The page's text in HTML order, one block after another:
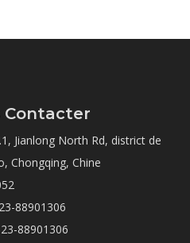
Contacter
Jianlong North Rd, district de
Chongqing, Chine
88901306
88901306